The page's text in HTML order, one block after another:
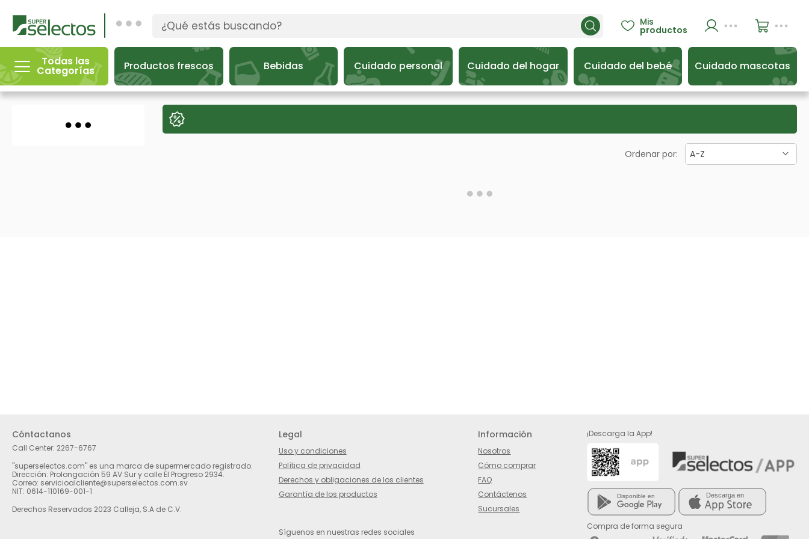
 Mis
productos
Todas las
Categorías Productos frescos Bebidas Cuidado personal Cuidado del hogar Cuidado del bebé Cuidado mascotas
Ordenar por: A-Z
Cóntactanos
Call Center: 2267-6767
"superselectos.com" es una marca de supermercado registrado.
Dirección: Prolongación 59 AV Sur y calle El Progreso 2934.
Correo: servicioalcliente@superselectos.com.sv
NIT: 0614-110169-001-1
Derechos Reservados 2023 Calleja, S.A de C.V.
Legal
Uso y condiciones
Política de privacidad
Derechos y obligaciones de los clientes
Garantía de los productos
Información
Nosotros
Cómo comprar
FAQ
Contáctenos
Sucursales
Síguenos en nuestras redes sociales
¡Descarga la App!
Compra de forma segura